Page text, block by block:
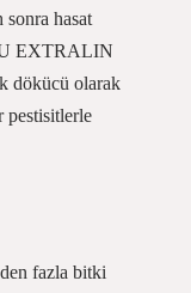
hasat
EXTRALIN
dökücü olarak
pestisitlerle
fazla bitki